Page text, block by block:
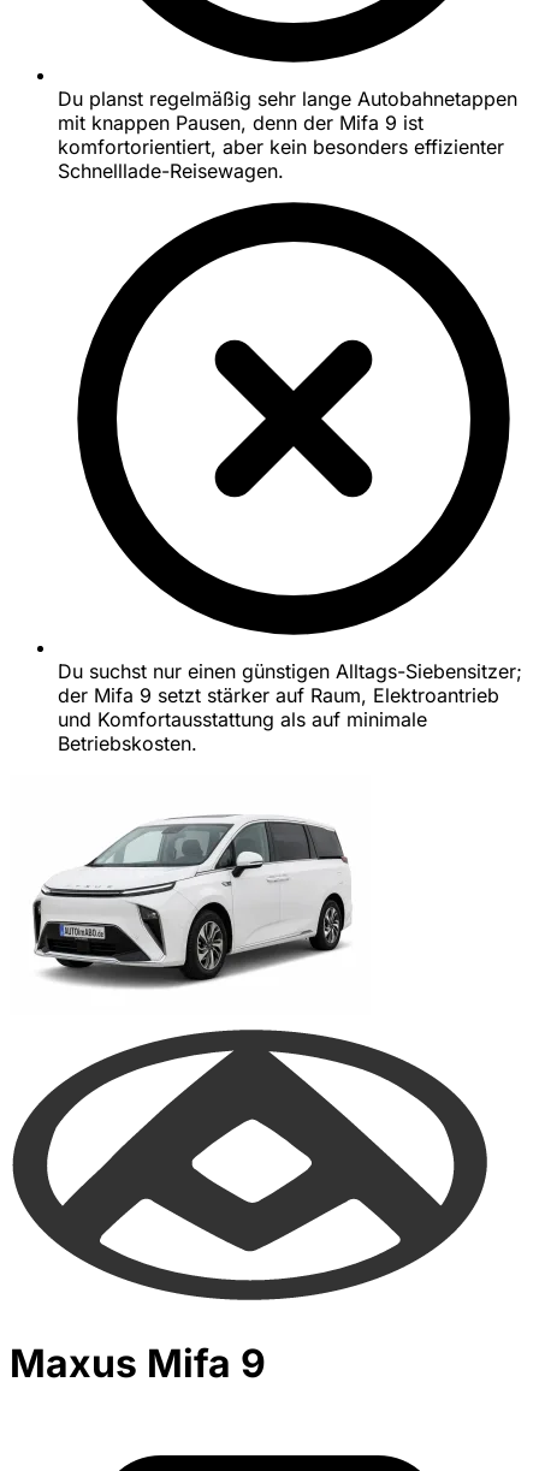
Du planst regelmäßig sehr lange Autobahnetappen
mit knappen Pausen, denn der Mifa 9 ist
komfortorientiert, aber kein besonders effizienter
Schnelllade-Reisewagen.
Du suchst nur einen günstigen Alltags-Siebensitzer;
der Mifa 9 setzt stärker auf Raum, Elektroantrieb
und Komfortausstattung als auf minimale
Betriebskosten.
Maxus Mifa 9